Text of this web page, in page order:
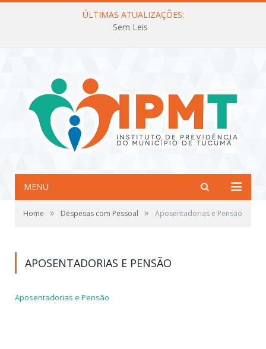
ÚLTIMAS ATUALIZAÇÕES:
Sem Leis
MENU
Home » Despesas com Pessoal » Aposentadorias e Pensão
APOSENTADORIAS E PENSÃO
Aposentadorias e Pensão